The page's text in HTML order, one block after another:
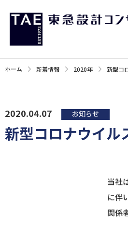
ホーム 新着情報 2020年 新型コ
2020.04.07 お知らせ
新型コロナウイル
当社
に伴
関係